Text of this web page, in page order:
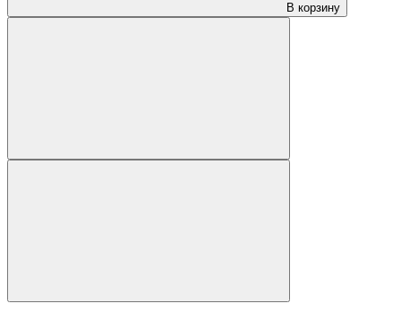
В корзину